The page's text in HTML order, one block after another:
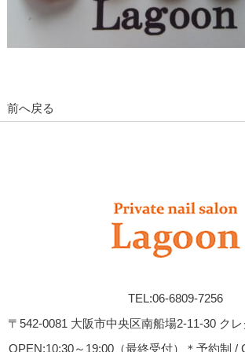
前へ戻る
TEL:06-6809-7256
〒542-0081 大阪市中央区南船場2-11-30 ク
OPEN:10:30～19:00（最終受付）＊予約制 /